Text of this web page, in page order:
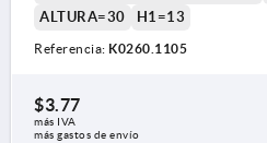
ALTURA=30
H1=13
Referencia: K0260.1105
$3.77
más IVA
más gastos de envío